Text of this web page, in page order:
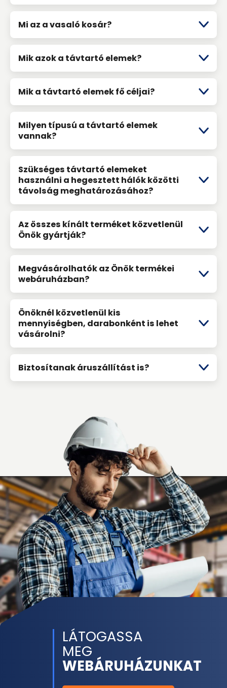
Mi az a vasaló kosár?
Mik azok a távtartó elemek?
Mik a távtartó elemek fő céljai?
Milyen típusú a távtartó elemek
vannak?
Szükséges távtartó elemeket
használni a hegesztett hálók közötti
távolság meghatározásához?
Az összes kínált terméket közvetlenül
Önök gyártják?
Megvásárolhatók az Önök termékei
webáruházban?
Önöknél közvetlenül kis
mennyiségben, darabonként is lehet
vásárolni?
Biztosítanak áru­szállítást is?
LÁTOGASSA
MEG
WEBÁRUHÁZUNKAT